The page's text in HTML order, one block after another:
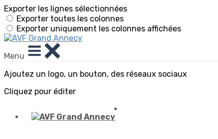
Exporter les lignes sélectionnées
Exporter toutes les colonnes
Exporter uniquement les colonnes affichées
Menu
Ajoutez un logo, un bouton, des réseaux sociaux
Cliquez pour éditer